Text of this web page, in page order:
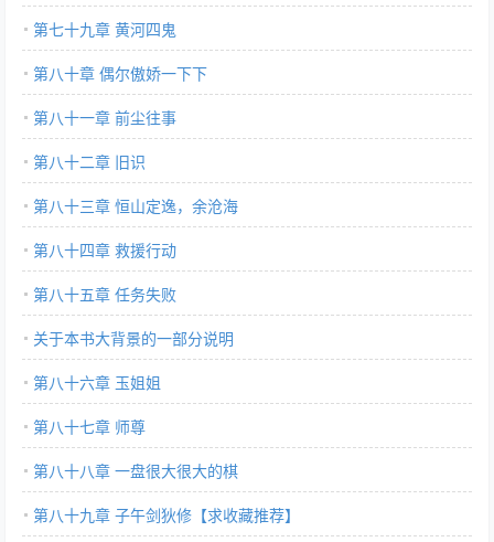
第七十九章 黄河四鬼
第八十章 偶尔傲娇一下下
第八十一章 前尘往事
第八十二章 旧识
第八十三章 恒山定逸，余沧海
第八十四章 救援行动
第八十五章 任务失败
关于本书大背景的一部分说明
第八十六章 玉姐姐
第八十七章 师尊
第八十八章 一盘很大很大的棋
第八十九章 子午剑狄修【求收藏推荐】